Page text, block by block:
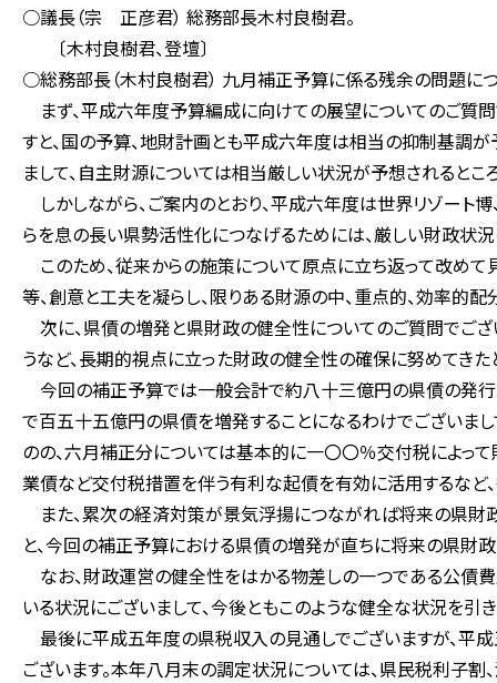
○議長（宗 正彦君） 総務部長木村良樹君。
〔木村良樹君、登壇〕
○総務部長（木村良樹君） 九月補正予算に係る残余の問題に
まず、平成六年度予算編成に向けての展望についてのご質
すと、国の予算、地財計画とも平成六年度は相当の抑制基調
まして、自主財源については相当厳しい状況が予想されるとこ
しかしながら、ご案内のとおり、平成六年度は世界リゾート
らを息の長い県勢活性化につなげるためには、厳しい財政状
このため、従来からの施策について原点に立ち返って改め
等、創意と工夫を凝らし、限りある財源の中、重点的、効率的
次に、県債の増発と県財政の健全性についてのご質問でご
うなど、長期的視点に立った財政の健全性の確保に努めてきた
今回の補正予算では一般会計で約八十三億円の県債の発行
で百五十五億円の県債を増発することになるわけでございま
のの、六月補正分については基本的に一〇〇％交付税によっ
業債など交付税措置を伴う有利な起債を有効に活用するなど
また、累次の経済対策が景気浮揚につながれば将来の県財
と、今回の補正予算における県債の増発が直ちに将来の県財
なお、財政運営の健全性をはかる物差しの一つである公債
いる状況にございまして、今後ともこのような健全な状況を引
最後に平成五年度の県税収入の見通しでございますが、平
ございます。本年八月末の調定状況については、県民税利子